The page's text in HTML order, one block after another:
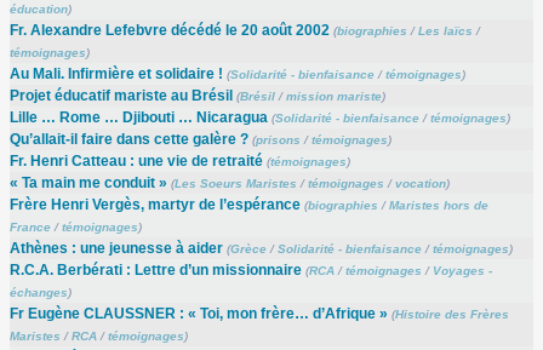
éducation)
Fr. Alexandre Lefebvre décédé le 20 août 2002 (biographies /Les laïcs /
témoignages)
Au Mali. Infirmière et solidaire ! (Solidarité - bienfaisance/témoignages)
Projet éducatif mariste au Brésil (Brésil/mission mariste)
Lille … Rome … Djibouti … Nicaragua (Solidarité - bienfaisance/témoignages)
Qu’allait-il faire dans cette galère ? (prisons /témoignages)
Fr. Henri Catteau : une vie de retraité (témoignages)
« Ta main me conduit » (Les Soeurs Maristes /témoignages /vocation)
Frère Henri Vergès, martyr de l’espérance (biographies /Maristes hors de
France/témoignages)
Athènes : une jeunesse à aider (Grèce/Solidarité - bienfaisance/témoignages)
R.C.A. Berbérati : Lettre d’un missionnaire (RCA/témoignages / Voyages -
échanges)
Fr Eugène CLAUSSNER : « Toi, mon frère… d’Afrique » (Histoire des Frères
Maristes /RCA/témoignages)